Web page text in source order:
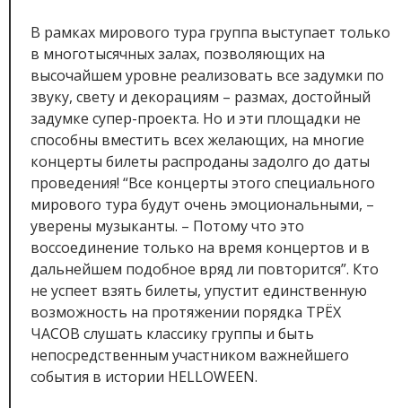
В рамках мирового тура группа выступает только
в многотысячных залах, позволяющих на
высочайшем уровне реализовать все задумки по
звуку, свету и декорациям – размах, достойный
задумке супер-проекта. Но и эти площадки не
способны вместить всех желающих, на многие
концерты билеты распроданы задолго до даты
проведения! “Все концерты этого специального
мирового тура будут очень эмоциональными, –
уверены музыканты. – Потому что это
воссоединение только на время концертов и в
дальнейшем подобное вряд ли повторится”. Кто
не успеет взять билеты, упустит единственную
возможность на протяжении порядка ТРЁХ
ЧАСОВ слушать классику группы и быть
непосредственным участником важнейшего
события в истории HELLOWEEN.